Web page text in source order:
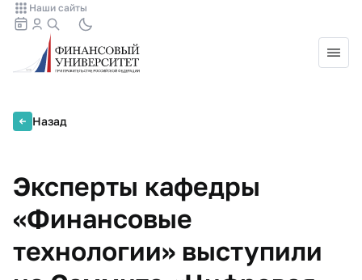
Наши сайты
Назад
Эксперты кафедры
«Финансовые
технологии» выступили